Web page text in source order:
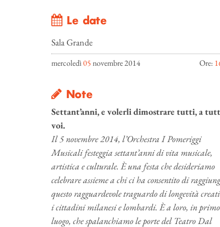
Le date
Sala Grande
mercoledì05novembre 2014 Ore:
Note
Settant’anni, e volerli dimostrare tutti, a
voi.
Il 5 novembre 2014, l’Orchestra I Pomeriggi
Musicali festeggia settant’anni di vita musicale,
artistica e culturale. È una festa che desideriamo
celebrare assieme a chi ci ha consentito di
questo ragguardevole traguardo di longevità
i cittadini milanesi e lombardi. È a loro, in primo
luogo, che spalanchiamo le porte del Teatro Dal